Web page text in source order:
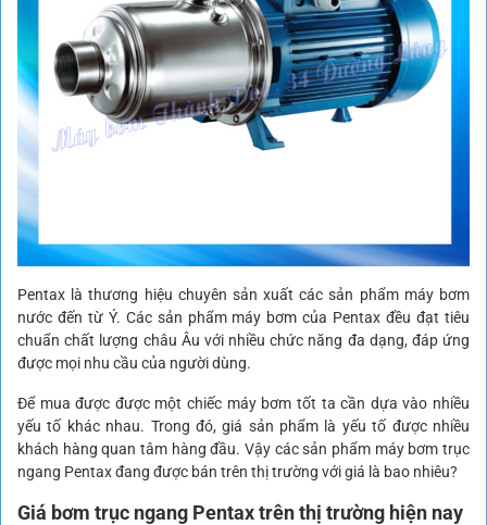
Pentax là thương hiệu chuyên sản xuất các sản phẩm máy bơm
nước đến từ Ý. Các sản phẩm máy bơm của Pentax đều đạt tiêu
chuẩn chất lượng châu Âu với nhiều chức năng đa dạng, đáp ứng
được mọi nhu cầu của người dùng.
Để mua được được một chiếc máy bơm tốt ta cần dựa vào nhiều
yếu tố khác nhau. Trong đó, giá sản phẩm là yếu tố được nhiều
khách hàng quan tâm hàng đầu. Vậy các sản phẩm máy bơm trục
ngang Pentax đang được bán trên thị trường với giá là bao nhiêu?
Giá bơm trục ngang Pentax trên thị trường hiện nay